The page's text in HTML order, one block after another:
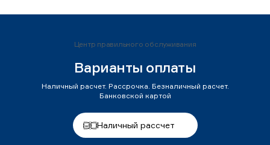
Центр правильного обслуживания
Варианты оплаты
Наличный расчет. Рассрочка. Безналичный расчет.
Банковской картой
Наличный рассчет